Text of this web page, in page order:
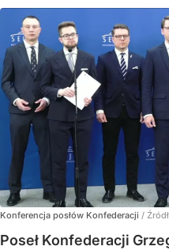
Konferencja posłów Konfederacji /
Poseł Konfederacji